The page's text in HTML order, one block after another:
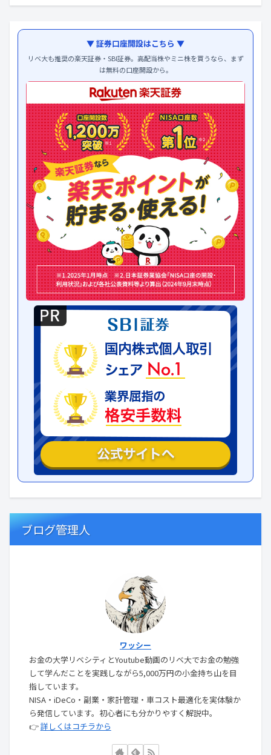
▼ 証券口座開設はこちら ▼
リベ大も推奨の楽天証券・SBI証券。高配当株やミニ株を買うなら、まず
は無料の口座開設から。
ブログ管理人
ワッシー
お金の大学リベシティとYoutube動画のリベ大でお金の勉強
して学んだことを実践しながら5,000万円の小金持ち山を目
指しています。
NISA・iDeCo・副業・家計管理・車コスト最適化を実体験か
ら発信しています。初心者にも分かりやすく解説中。
👉詳しくはコチラから